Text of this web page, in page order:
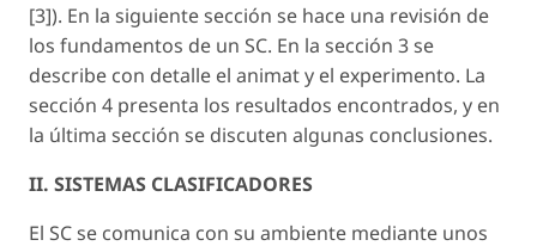
[3]). En la siguiente sección se hace una revisión de
los fundamentos de un SC. En la sección 3 se
describe con detalle el animat y el experimento. La
sección 4 presenta los resultados encontrados, y en
la última sección se discuten algunas conclusiones.
II. SISTEMAS CLASIFICADORES
El SC se comunica con su ambiente mediante unos